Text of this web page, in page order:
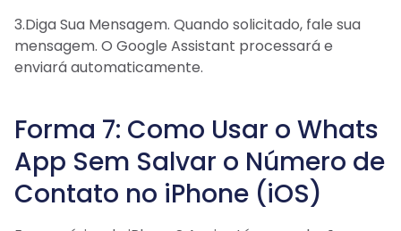
3.Diga Sua Mensagem. Quando solicitado, fale sua
mensagem. O Google Assistant processará e
enviará automaticamente.
Forma 7: Como Usar o Whats
App Sem Salvar o Número de
Contato no iPhone (iOS)